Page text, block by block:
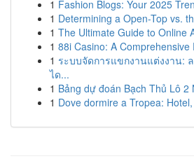
1 Fashion Blogs: Your 2025
1 Determining a Open-Top vs.
1 The Ultimate Guide to Online
1 88i Casino: A Comprehensive
1 ระบบจัดการแขกงานแต่งงาน:
ได...
1 Bảng dự đoán Bạch Thủ Lô 2
1 Dove dormire a Tropea: